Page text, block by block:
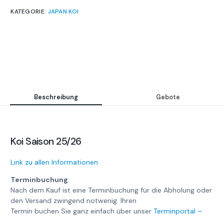
KATEGORIE: JAPAN KOI
Beschreibung Gebote
Koi Saison 25/26
Link zu allen Informationen
Terminbuchung
Nach dem Kauf ist eine Terminbuchung für die Abholung oder
den Versand zwingend notwenig. Ihren
Termin buchen Sie ganz einfach über unserTerminportal –